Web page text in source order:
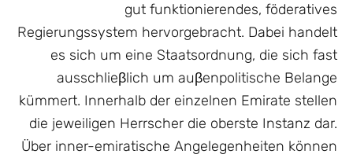
gut funktionierendes, föderatives
Regierungssystem hervorgebracht. Dabei handelt
es sich um eine Staatsordnung, die sich fast
ausschlieβlich um auβenpolitische Belange
kümmert. Innerhalb der einzelnen Emirate stellen
die jeweiligen Herrscher die oberste Instanz dar.
Über inner-emiratische Angelegenheiten können